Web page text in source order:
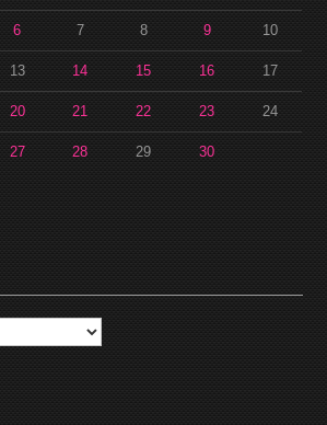
6 7 8 9 10
13 14 15 16 17
20 21 22 23 24
27 28 29 30